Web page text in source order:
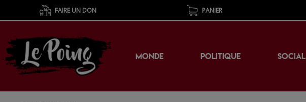
FAIRE UN DON PANIER
MONDE POLITIQUE SOCIAL